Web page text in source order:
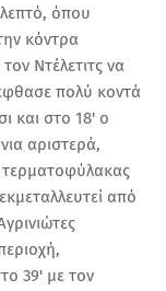
όπου
κόντρα
Ντέλετιτς να
πολύ κοντά
και στο 18' ο
αριστερά,
τερματοφύλακας
από
39' με τον